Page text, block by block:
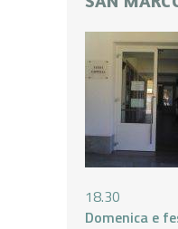
18.30
Domenica e